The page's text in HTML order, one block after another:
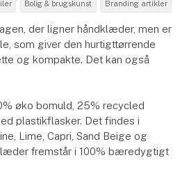
Bolig & brugskunst Branding artikler
der ligner håndklæder, men er
som giver den hurtigttørrende
og kompakte. Det kan også
øko bomuld, 25% recycled
plastikflasker. Det findes i
Lime, Capri, Sand Beige og
fremstår i 100% bæredygtigt